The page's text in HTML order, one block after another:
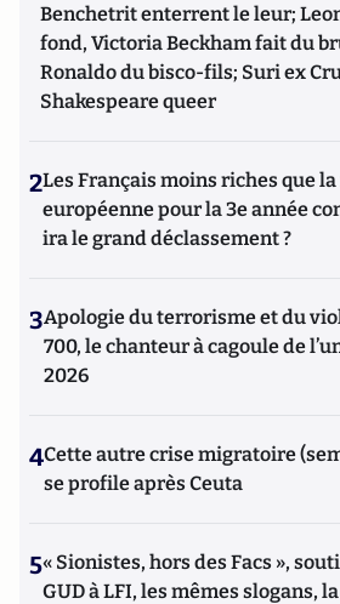
Benchetrit enterrent le leur;
fond, Victoria Beckham fait du
Ronaldo du bisco-fils; Suri ex
Shakespeare queer
2Les Français moins riches que
européenne pour la 3e année
ira le grand déclassement ?
3Apologie du terrorisme et du
700, le chanteur à cagoule de
2026
4Cette autre crise migratoire
se profile après Ceuta
5« Sionistes, hors des Facs »,
GUD à LFI, les mêmes slogans,